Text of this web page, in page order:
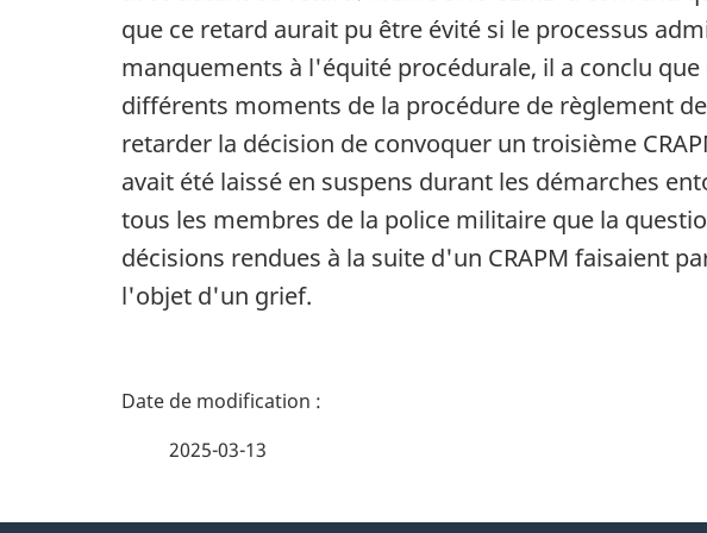
que ce retard aurait pu être évité si le processus
manquements à l'équité procédurale, il a conclu
différents moments de la procédure de règlement
retarder la décision de convoquer un troisième
avait été laissé en suspens durant les démarches
tous les membres de la police militaire que la
décisions rendues à la suite d'un CRAPM faisaient
l'objet d'un grief.
D
2025-03-13